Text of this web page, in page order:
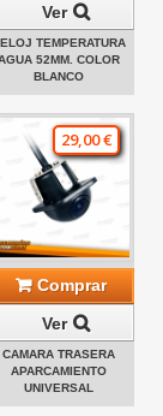
Ver
TEMPERATURA
52MM. COLOR
BLANCO
29,00 €
Comprar
Ver
CAMARA TRASERA
APARCAMIENTO
UNIVERSAL